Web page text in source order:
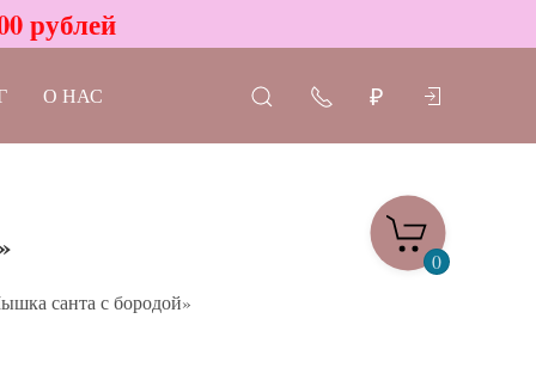
рублей
О НАС ₽
0
санта с бородой»